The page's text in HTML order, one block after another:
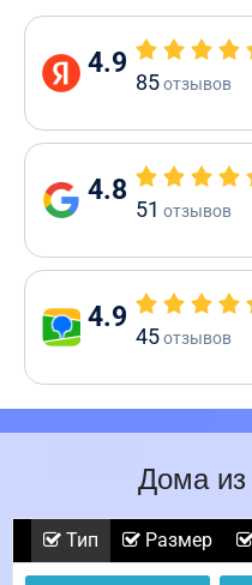
4.9
85отзывов
4.8
51 отзывов
4.9
45отзывов
Дома из
Тип Размер